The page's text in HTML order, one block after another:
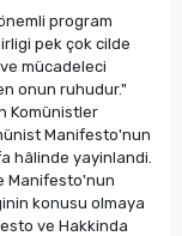
program
pek çok cilde
mücadeleci
onun ruhudur."
Komünistler
Manifesto'nun
hâlinde yayinlandi.
Manifesto'nun
konusu olmaya
ve Hakkinda